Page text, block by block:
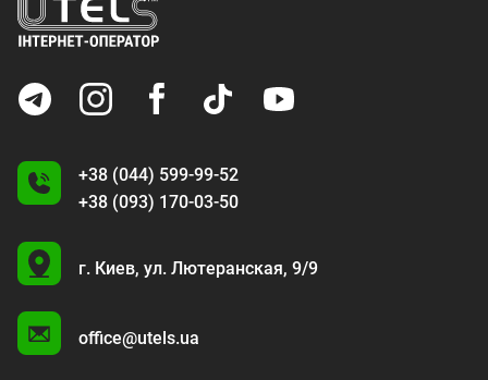
+38 (044) 599-99-52
+38 (093) 170-03-50
U
г. Киев, ул. Лютеранская, 9/9
office@utels.ua